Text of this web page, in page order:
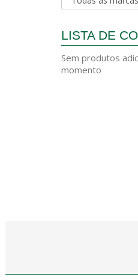
LISTA DE
Sem produtos
momento